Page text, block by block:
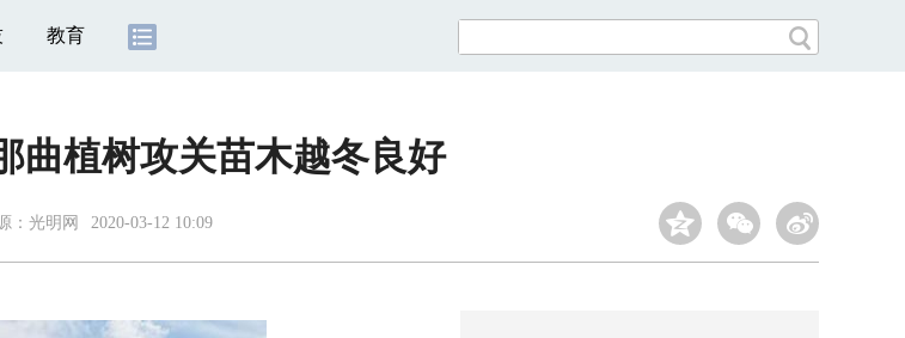
教育
曲植树攻关苗木越冬良好
： 光明网 2020-03-12 10:09